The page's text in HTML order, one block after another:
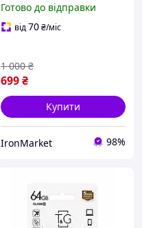
Готово до відправки
від70₴/міс
699₴
1 000 ₴
Купити
IronMarket 98%